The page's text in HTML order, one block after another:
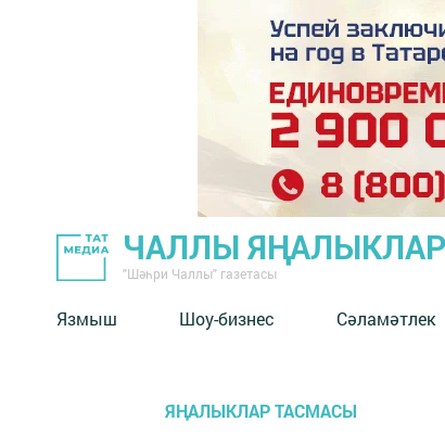
ЧАЛЛЫ
"Шәһри Чаллы" газетасы
Язмыш Шоу-бизнес Сәламәтлек
ЯҢАЛЫКЛАР ТАСМАСЫ